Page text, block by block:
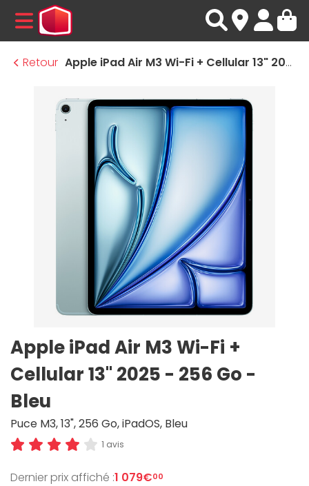
MENU
Retour
Apple iPad Air M3 Wi-Fi + Cellular 13" 2025 - 256 Go - Bleu
Apple iPad Air M3 Wi-Fi +
Cellular 13" 2025 - 256 Go -
Bleu
Puce M3, 13", 256 Go, iPadOS, Bleu
1 avis
Dernier prix affiché :1 079€00